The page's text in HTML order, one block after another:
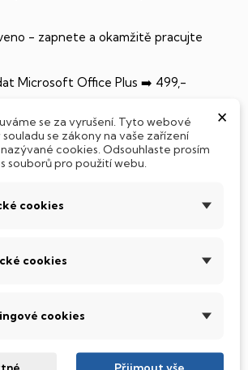
- zapnete a okamžitě pracujte
Microsoft Office Plus ➡️ 499,-
PARAMETRY PRODUKTU
rozdíl od starších magnetických HDD
disků nedisponuje žádnými pohyblivými
poškození. Díky použití elektronické
×
se za vyrušení. Tyto webové
se zákony na vaše zařízení
cookies. Odsouhlaste prosím
souborů pro použití webu.
cookies
cookies
cookies
Přijmout vše